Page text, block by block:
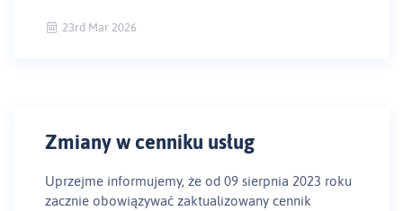
23rd Mar 2026
Zmiany w cenniku usług
Uprzejme informujemy, że od 09 sierpnia 2023 roku
zacznie obowiązywać zaktualizowany cennik